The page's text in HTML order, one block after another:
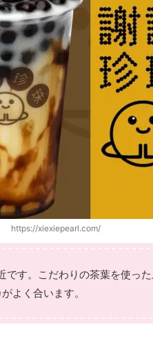
https://xiexiepearl.com/
です。こだわりの茶葉を使っ
よく合います。